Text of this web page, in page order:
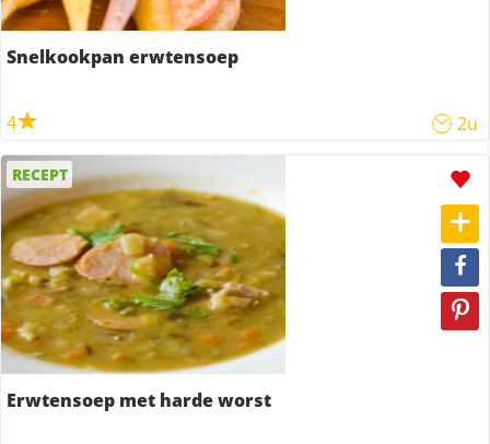
Snelkookpan erwtensoep
4 2u
RECEPT
Erwtensoep met harde worst